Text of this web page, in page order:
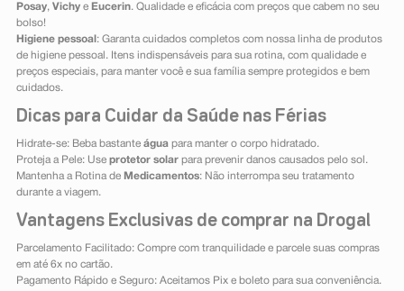
Posay, Vichye Eucerin. Qualidade e eficácia com preços que cabem no seu
bolso!
Higiene pessoal : Garanta cuidados completos com nossa linha de produtos
de higiene pessoal. Itens indispensáveis para sua rotina, com qualidade e
preços especiais, para manter você e sua família sempre protegidos e bem
cuidados.
Dicas para Cuidar da Saúde nas Férias
Hidrate-se: Beba bastante águapara manter o corpo hidratado.
Proteja a Pele: Use protetor solarpara prevenir danos causados pelo sol.
Mantenha a Rotina de Medicamentos: Não interrompa seu tratamento
durante a viagem.
Vantagens Exclusivas de comprar na Drogal
Parcelamento Facilitado: Compre com tranquilidade e parcele suas compras
em até 6x no cartão.
Pagamento Rápido e Seguro: Aceitamos Pix e boleto para sua conveniência.